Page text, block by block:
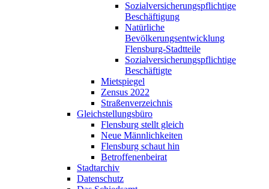
Sozialversicherungspflichtige
Beschäftigung
Natürliche
Bevölkerungsentwicklung
Flensburg-Stadtteile
Sozialversicherungspflichtige
Beschäftigte
Mietspiegel
Zensus 2022
Straßenverzeichnis
Gleichstellungsbüro
Flensburg stellt gleich
Neue Männlichkeiten
Flensburg schaut hin
Betroffenenbeirat
Stadtarchiv
Datenschutz